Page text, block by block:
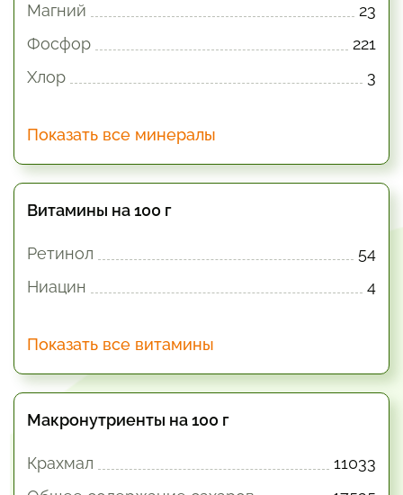
Магний
23
Фосфор
221
Хлор
3
Показать все минералы
Витамины на 100 г
Ретинол
54
Ниацин
4
Показать все витамины
Макронутриенты на 100 г
Крахмал
11033